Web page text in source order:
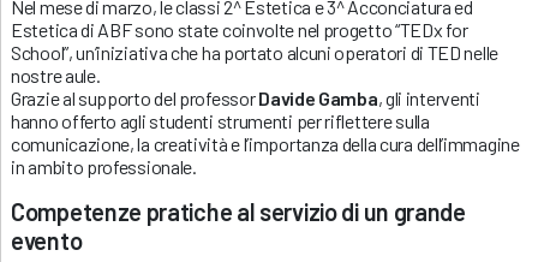
Nel mese di marzo, le classi 2^ Estetica e 3^ Acconciatura ed
Estetica di ABF sono state coinvolte nel progetto “TEDx for
School”, un’iniziativa che ha portato alcuni operatori di TED nelle
nostre aule.
Grazie al supporto del professorDavide Gamba, gli interventi
hanno offerto agli studenti strumenti per riflettere sulla
comunicazione, la creatività e l’importanza della cura dell’immagine
in ambito professionale.
Competenze pratiche al servizio di un grande
evento